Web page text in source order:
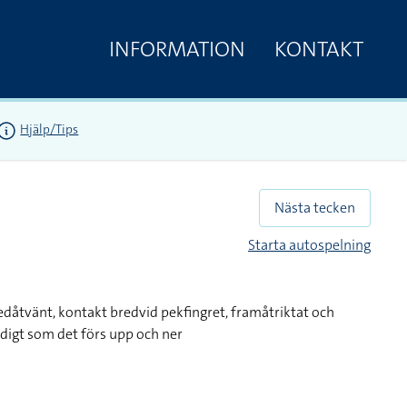
INFORMATION KONTAKT
Hjälp/Tips
Nästa tecken
Starta autospelning
kontakt bredvid pekfingret, framåtriktat och
som det förs upp och ner